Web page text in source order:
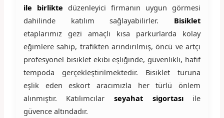
ile birlikte düzenleyici firmanın uygun görmesi
dahilinde katılım sağlayabilirler. Bisiklet
etaplarımız gezi amaçlı kısa parkurlarda kolay
eğimlere sahip, trafikten arındırılmış, öncü ve artçı
profesyonel bisiklet ekibi eşliğinde, güvenlikli, hafif
tempoda gerçekleştirilmektedir. Bisiklet turuna
eşlik eden eskort aracımızla her türlü önlem
alınmıştır. Katılımcılar seyahat sigortasıile
güvence altındadır.